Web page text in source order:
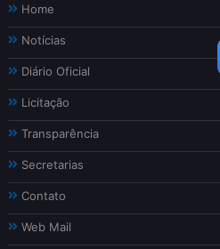
Home
Notícias
Diário Oficial
Licitação
Transparência
Secretarias
Contato
Web Mail